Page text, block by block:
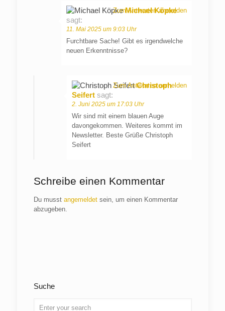
Michael Köpke
sagt:
11. Mai 2025 um 9:03 Uhr
Furchtbare Sache! Gibt es irgendwelche
neuen Erkenntnisse?
Zum Antworten anmelden
Christoph
Seifert sagt:
2. Juni 2025 um 17:03 Uhr
Wir sind mit einem blauen Auge
davongekommen. Weiteres kommt im
Newsletter. Beste Grüße Christoph
Seifert
Zum Antworten anmelden
Schreibe einen Kommentar
Du musst angemeldetsein, um einen Kommentar
abzugeben.
Suche